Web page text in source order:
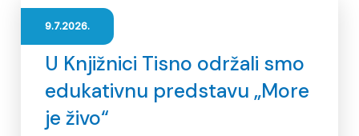
9.7.2026.
U Knjižnici Tisno održali smo
edukativnu predstavu „More
je živo“